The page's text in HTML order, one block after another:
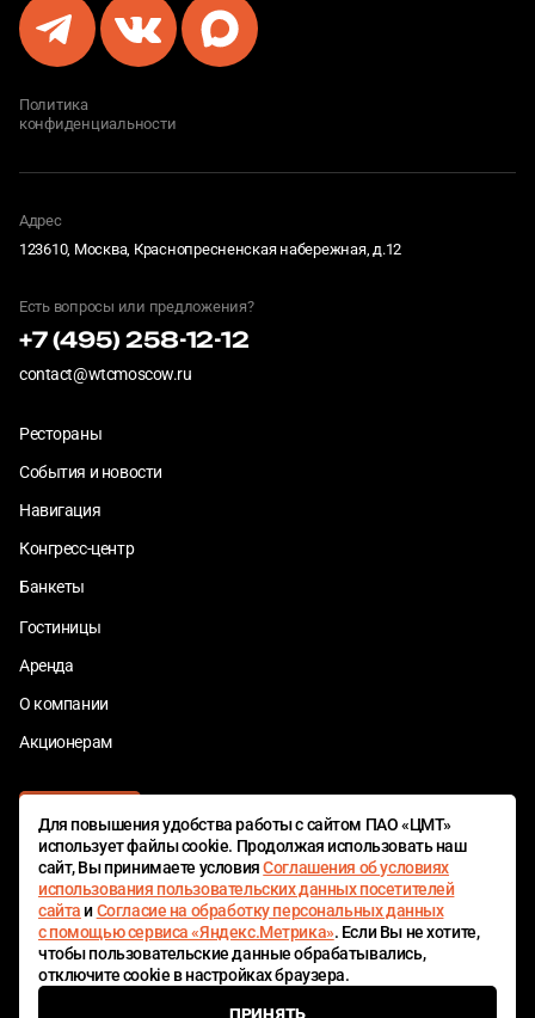
Политика
конфиденциальности
Адрес
123610, Москва, Краснопресненская набережная, д.12
Есть вопросы или предложения?
+7 (495) 258-12-12
contact@wtcmoscow.ru
Рестораны
События и новости
Навигация
Конгресс-центр
Банкеты
Гостиницы
Аренда
О компании
Акционерам
ЦМТ БОНУС
© 1980—2026 ПАО «Центр международной торговли»
Для повышения удобства работы с сайтом ПАО «ЦМТ»
использует файлы cookie. Продолжая использовать наш
сайт, Вы принимаете условияСоглашения об условиях
использования пользовательских данных посетителей
сайтаиСогласие на обработку персональных данных
с помощью сервиса «Яндекс.Метрика». Если Вы не хотите,
чтобы пользовательские данные обрабатывались,
отключите cookie в настройках браузера.
ПРИНЯТЬ